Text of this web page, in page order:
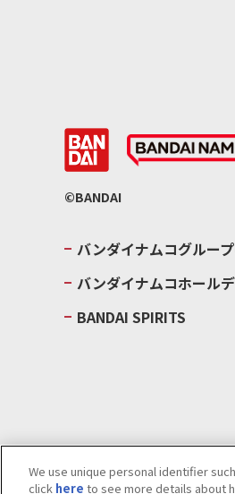
©BANDAI
バンダイナムコグルー
バンダイナムコホール
BANDAI SPIRITS
We use unique personal identifier
click here to see more details about